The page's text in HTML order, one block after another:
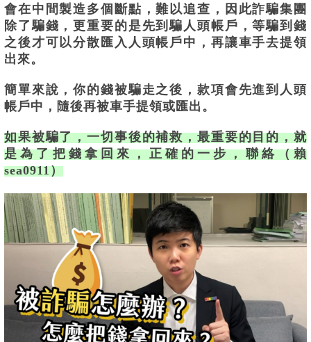
會在中間製造多個斷點，難以追查，因此詐騙集團
除了騙錢，更重要的是先到騙人頭帳戶，等騙到錢
之後才可以分散匯入人頭帳戶中，再讓車手去提領
出來。
簡單來說，你的錢被騙走之後，款項會先進到人頭
帳戶中，隨後再被車手提領或匯出。
如果被騙了，一切事後的補救，最重要的目的，就
是為了把錢拿回來，正確的一步，聯絡（賴
sea0911）